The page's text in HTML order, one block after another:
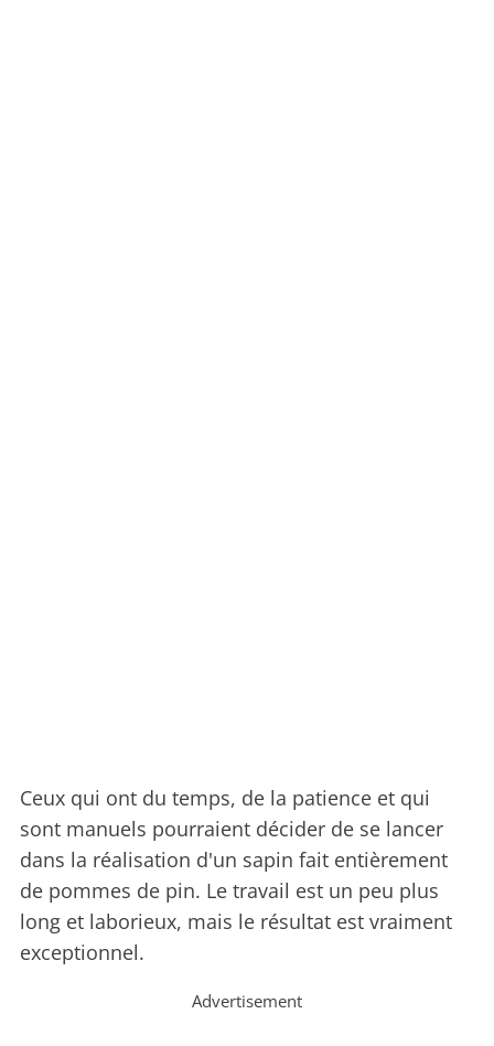
Ceux qui ont du temps, de la patience et qui
sont manuels pourraient décider de se lancer
dans la réalisation d'un sapin fait entièrement
de pommes de pin. Le travail est un peu plus
long et laborieux, mais le résultat est vraiment
exceptionnel.
Advertisement